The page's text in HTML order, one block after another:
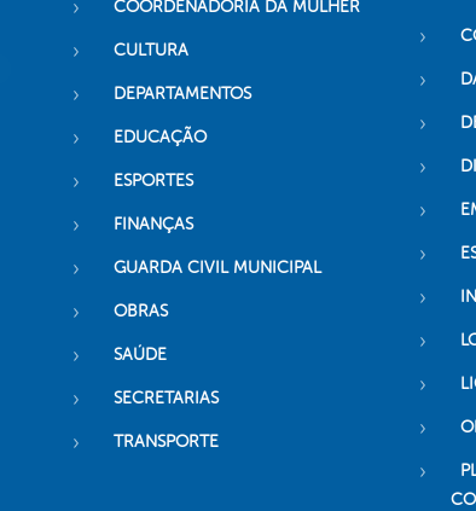
COORDENADORIA DA MULHER
CULTURA
DEPARTAMENTOS
EDUCAÇÃO
ESPORTES
FINANÇAS
GUARDA CIVIL MUNICIPAL
OBRAS
SAÚDE
SECRETARIAS
TRANSPORTE